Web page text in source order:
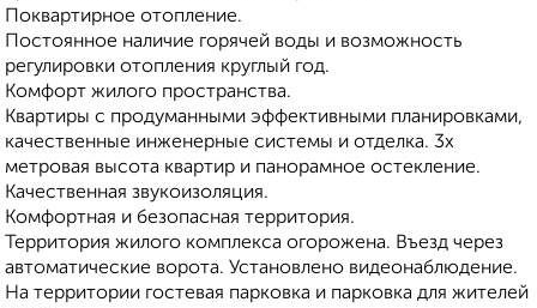
Поквартирное отопление.
Постоянное наличие горячей воды и возможность
регулировки отопления круглый год.
Комфорт жилого пространства.
Квартиры с продуманными эффективными планировками,
качественные инженерные системы и отделка. 3х
метровая высота квартир и панорамное остекление.
Качественная звукоизоляция.
Комфортная и безопасная территория.
Территория жилого комплекса огорожена. Въезд через
автоматические ворота. Установлено видеонаблюдение.
На территории гостевая парковка и парковка для жителей